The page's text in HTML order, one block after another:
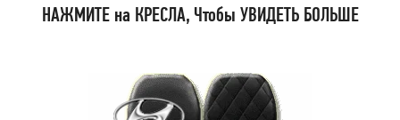
НАЖМИТЕ на КРЕСЛА, Чтобы УВИДЕТЬ БОЛЬШЕ